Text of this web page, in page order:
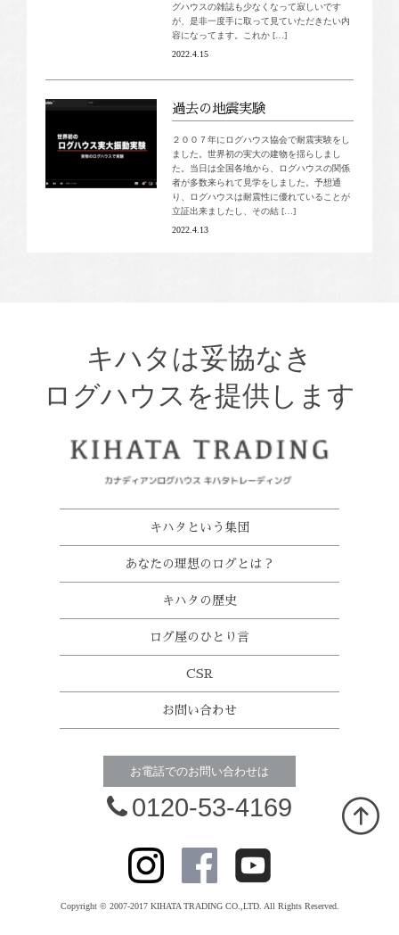
グハウスの雑誌も少なくなって寂しいです
が、是非一度手に取って見ていただきたい内
容になってます。これか […]
2022.4.15
過去の地震実験
２００７年にログハウス協会で耐震実験をし
ました。世界初の実大の建物を揺らしまし
た。当日は全国各地から、ログハウスの関係
者が多数来られて見学をしました。予想通
り、ログハウスは耐震性に優れていることが
立証出来ましたし、その結 […]
2022.4.13
キハタは妥協なき
ログハウスを提供します
キハタという集団
あなたの理想のログとは？
キハタの歴史
ログ屋のひとり言
CSR
お問い合わせ
お電話でのお問い合わせは
0120-53-4169
Copyright © 2007-2017 KIHATA TRADING CO.,LTD. All Rights Reserved.